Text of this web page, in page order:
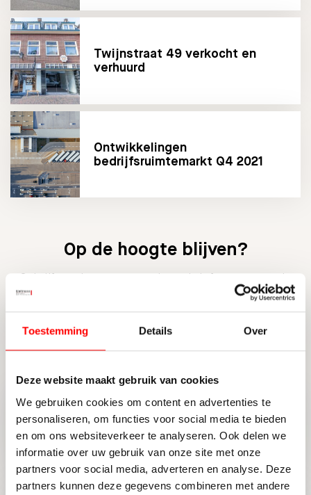
Toestemming Details Over
Deze website maakt gebruik van cookies
We gebruiken cookies om content en advertenties te
personaliseren, om functies voor social media te bieden
en om ons websiteverkeer te analyseren. Ook delen we
informatie over uw gebruik van onze site met onze
partners voor social media, adverteren en analyse. Deze
partners kunnen deze gegevens combineren met andere
Twijnstraat 49 verkocht en
verhuurd
Ontwikkelingen
bedrijfsruimtemarkt Q4 2021
Op de hoogte blijven?
Schrijf u nu in voor onze nieuwsbrief en ontvang de
INSCHRIJVEN NIEUWSBRIEF
Ontwikkelingen kantorenmarkt
Q4 2021